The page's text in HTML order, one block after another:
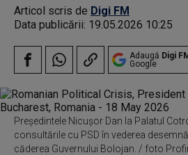
Articol scris de Digi FM
Data publicării: 19.05.2026 10:25
Adaugă Digi
Google
Președintele Nicușor Dan la Palatul
consultările cu PSD în vederea
căderea Guvernului Bolojan. / foto